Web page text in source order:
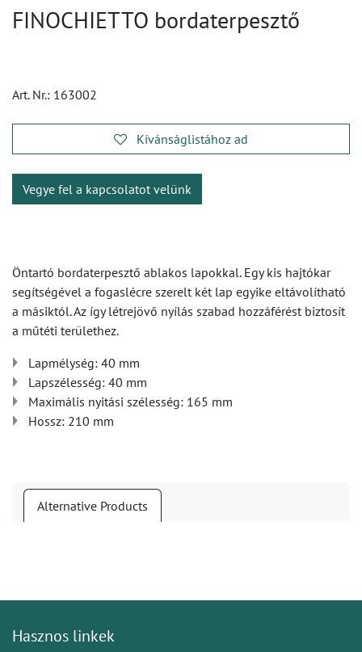
FINOCHIETTO bordaterpesztő
Art. Nr.: 163002
Kívánságlistához ad
Vegye fel a kapcsolatot velünk
Öntartó bordaterpesztő ablakos lapokkal. Egy kis hajtókar
segítségével a fogaslécre szerelt két lap egyike eltávolítható
a másiktól. Az így létrejövő nyílás szabad hozzáférést biztosít
a műtéti területhez.
Lapmélység: 40 mm
Lapszélesség: 40 mm
Maximális nyitási szélesség: 165 mm
Hossz: 210 mm
Alternative Products
Hasznos linkek